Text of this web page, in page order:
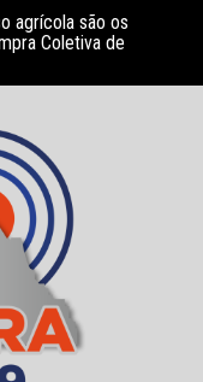
agrícola são os
Coletiva de
Nosso Lar
com TEA